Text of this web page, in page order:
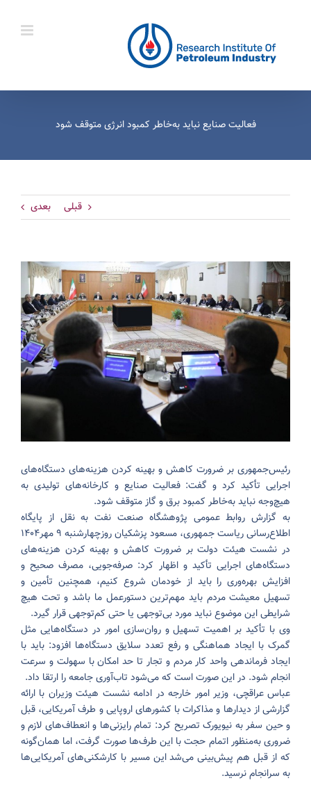
فعالیت صنایع نباید به‌خاطر کمبود انرژی متوقف شود
قبلی بعدی
View
Larger
Image
رئیس‌جمهوری بر ضرورت کاهش و بهینه کردن هزینه‌های دستگاه‌های
اجرایی تأکید کرد و گفت: فعالیت صنایع و کارخانه‌های تولیدی به
هیچ‌وجه نباید به‌خاطر کمبود برق و گاز متوقف شود.
به گزارش روابط عمومی پژوهشگاه صنعت نفت به نقل از پایگاه
اطلاع‌رسانی ریاست جمهوری، مسعود پزشکیان روزچهارشنبه ۹ مهر۱۴۰۴
در نشست هیئت دولت بر ضرورت کاهش و بهینه کردن هزینه‌های
دستگاه‌های اجرایی تأکید و اظهار کرد: صرفه‌جویی، مصرف صحیح و
افزایش بهره‌وری را باید از خودمان شروع کنیم، همچنین تأمین و
تسهیل معیشت مردم باید مهم‌ترین دستورعمل ما باشد و تحت هیچ
شرایطی این موضوع نباید مورد بی‌توجهی یا حتی کم‌توجهی قرار گیرد.
وی با تأکید بر اهمیت تسهیل و روان‌سازی امور در دستگاه‌هایی مثل
گمرک با ایجاد هماهنگی و رفع تعدد سلایق دستگاه‌ها افزود: باید با
ایجاد فرماندهی واحد کار مردم و تجار تا حد امکان با سهولت و سرعت
انجام شود. در این صورت است که می‌شود تاب‌آوری جامعه را ارتقا داد.
عباس عراقچی، وزیر امور خارجه در ادامه نشست هیئت وزیران با ارائه
گزارشی از دیدارها و مذاکرات با کشورهای اروپایی و طرف آمریکایی، قبل
و حین سفر به نیویورک تصریح کرد: تمام رایزنی‌ها و انعطاف‌های لازم و
ضروری به‌منظور اتمام حجت با این طرف‌ها صورت گرفت، اما همان‌گونه
که از قبل هم پیش‌بینی می‌شد این مسیر با کارشکنی‌های آمریکایی‌ها
به سرانجام نرسید.